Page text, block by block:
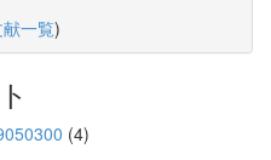
一覧)
(4)